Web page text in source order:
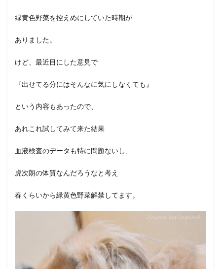
緑黄色野菜を控えめにしていた時期が
ありました。
けど、最近目にした意見で
『出せてる分にはそんなに気にしなくても』
という内容もあったので、
あれこれ試してみて来た結果
血液検査のデータも特に問題ないし、
虎次朗の体質なんだろうなと考え
春くらいから緑黄色野菜解禁してます。